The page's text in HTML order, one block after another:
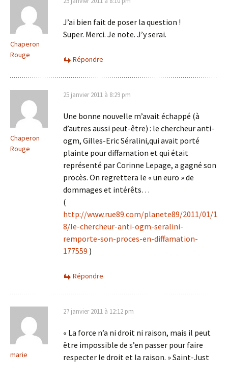
Chaperon
Rouge
J’ai bien fait de poser la question !
Super. Merci. Je note. J’y serai.
Répondre
Chaperon
Rouge
25 janvier 2011 à 8:29 pm
Une bonne nouvelle m’avait échappé (à
d’autres aussi peut-être) : le chercheur anti-
ogm, Gilles-Eric Séralini,qui avait porté
plainte pour diffamation et qui était
représenté par Corinne Lepage, a gagné son
procès. On regrettera le « un euro » de
dommages et intérêts…
(
http://www.rue89.com/planete89/2011/01/1
8/le-chercheur-anti-ogm-seralini-
remporte-son-proces-en-diffamation-
177559 )
Répondre
marie
27 janvier 2011 à 12:12 pm
« La force n’a ni droit ni raison, mais il peut
être impossible de s’en passer pour faire
respecter le droit et la raison. » Saint-Just